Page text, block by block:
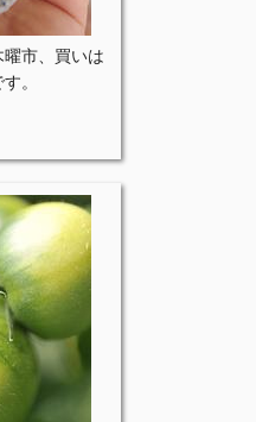
市、買いは
。